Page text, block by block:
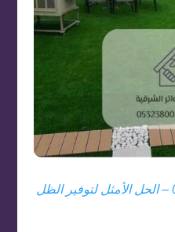
برجولات الخبر 0532380025 – الحل الأمثل لتوفير الظل